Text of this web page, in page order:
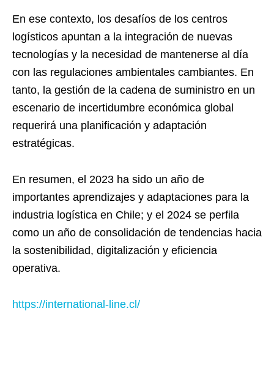
En ese contexto, los desafíos de los centros
logísticos apuntan a la integración de nuevas
tecnologías y la necesidad de mantenerse al día
con las regulaciones ambientales cambiantes. En
tanto, la gestión de la cadena de suministro en un
escenario de incertidumbre económica global
requerirá una planificación y adaptación
estratégicas.
En resumen, el 2023 ha sido un año de
importantes aprendizajes y adaptaciones para la
industria logística en Chile; y el 2024 se perfila
como un año de consolidación de tendencias hacia
la sostenibilidad, digitalización y eficiencia
operativa.
https://international-line.cl/